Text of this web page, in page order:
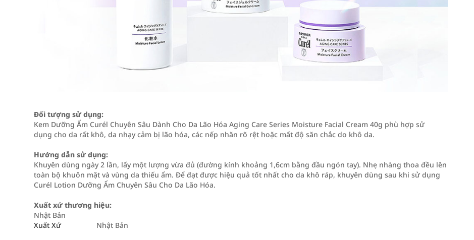
Đối tượng sử dụng:
Kem Dưỡng Ẩm Curél Chuyên Sâu Dành Cho Da Lão Hóa Aging Care Series Moisture Facial Cream 40g phù hợp sử
dụng cho da rất khô, da nhạy cảm bị lão hóa, các nếp nhăn rõ rệt hoặc mất độ săn chắc do khô da.
Hướng dẫn sử dụng:
Khuyên dùng ngày 2 lần, lấy một lượng vừa đủ (đường kính khoảng 1,6cm bằng đầu ngón tay). Nhẹ nhàng thoa đều lên
toàn bộ khuôn mặt và vùng da thiếu ẩm. Để đạt được hiệu quả tốt nhất cho da khô ráp, khuyên dùng sau khi sử dụng
Curél Lotion Dưỡng Ẩm Chuyên Sâu Cho Da Lão Hóa.
Xuất xứ thương hiệu:
Nhật Bản
Xuất Xứ
Nhật Bản